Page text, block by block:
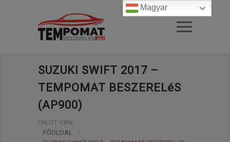
SUZUKI SWIFT 2017 –
TEMPOMAT BESZERELéS
(AP900)
ÖN ITT VAN:
FŐOLDAL
/
Magyar